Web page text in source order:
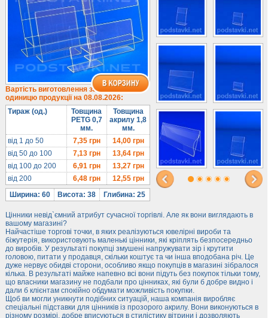
Під біжутерію
Гірки та подіуми
Під косметику
Під солодке
Для хот-догів
Лототрони
Ящики з акрилу
Цінники
Засоби захисту
Інформ. стенди
Підлогові стійки
Вартість виготовлення за
одиницю продукції на 08.08.2026:
Тираж (од.)
Товщина
PETG 0,7
мм.
Товщина
акрилу 1,8
мм.
від 1 до 50
7,35грн 14,00грн
від 50 до 100
7,13грн 13,64грн
від 100 до 200
6,91грн 13,27грн
від 200
6,48грн 12,55грн
Ширина: 60
Висота: 38 Глибина: 25
Цінники невід`ємний атрибут сучасної торгівлі. Але як вони виглядають в
вашому магазині?
Найчастіше торгові точки, в яких реалізуються ювелірні вироби та
біжутерія, використовують маленькі цінники, які кріплять безпосередньо
до виробів. У результаті покупці змушені напружувати зір і крутити
головою, питати у продавця, скільки коштує та чи інша вподобана річ. Це
дуже нервує обидві сторони, особливо якщо покупців в магазині зібралося
кілька. В результаті майже напевно всі вони підуть без покупок тільки тому,
що власники магазину не подбали про цінниках, які були б добре видно і
дали б клієнтам спокійно обдумати можливість покупки.
Щоб ви могли уникнути подібних ситуацій, наша компанія виробляє
спеціальні підставки для цінників із прозорого акрилу. Вони виконуються в
різному розмірі, добре вписуються в стилістику вітрини і дозволяють